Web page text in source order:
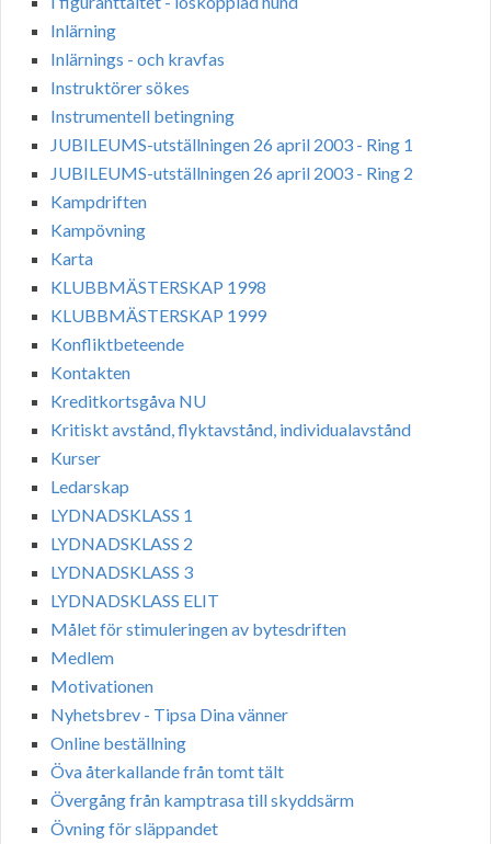
Inlärning
Inlärnings - och kravfas
Instruktörer sökes
Instrumentell betingning
JUBILEUMS-utställningen 26 april 2003 - Ring 1
JUBILEUMS-utställningen 26 april 2003 - Ring 2
Kampdriften
Kampövning
Karta
KLUBBMÄSTERSKAP 1998
KLUBBMÄSTERSKAP 1999
Konfliktbeteende
Kontakten
Kreditkortsgåva NU
Kritiskt avstånd, flyktavstånd, individualavstånd
Kurser
Ledarskap
LYDNADSKLASS 1
LYDNADSKLASS 2
LYDNADSKLASS 3
LYDNADSKLASS ELIT
Målet för stimuleringen av bytesdriften
Medlem
Motivationen
Nyhetsbrev - Tipsa Dina vänner
Online beställning
Öva återkallande från tomt tält
Övergång från kamptrasa till skyddsärm
Övning för släppandet